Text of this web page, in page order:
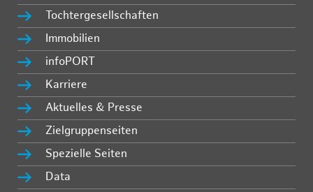
Tochtergesellschaften
Immobilien
infoPORT
Karriere
Aktuelles & Presse
Zielgruppenseiten
Spezielle Seiten
Data